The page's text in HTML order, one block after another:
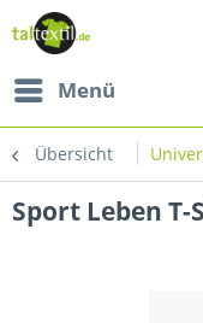
Menü
Übersicht
Sport Leben